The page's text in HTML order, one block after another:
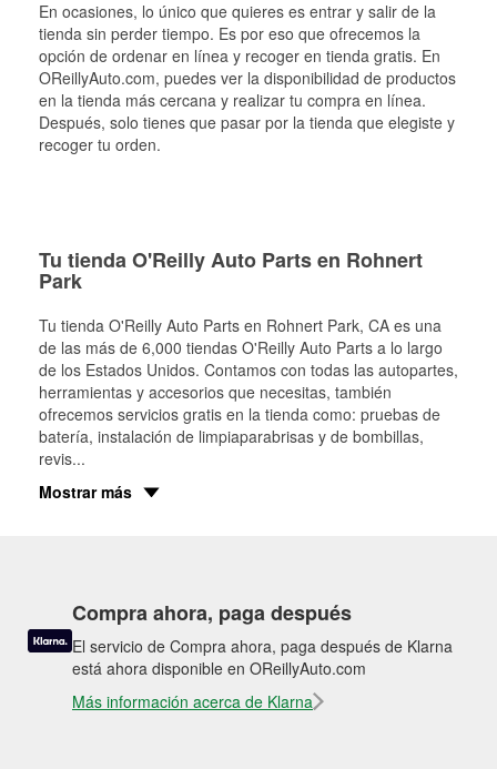
En ocasiones, lo único que quieres es entrar y salir de la
tienda sin perder tiempo. Es por eso que ofrecemos la
opción de ordenar en línea y recoger en tienda gratis. En
OReillyAuto.com, puedes ver la disponibilidad de productos
en la tienda más cercana y realizar tu compra en línea.
Después, solo tienes que pasar por la tienda que elegiste y
recoger tu orden.
Tu tienda O'Reilly Auto Parts en Rohnert
Park
Tu tienda O'Reilly Auto Parts en Rohnert Park, CA es una
de las más de 6,000 tiendas O'Reilly Auto Parts a lo largo
de los Estados Unidos. Contamos con todas las autopartes,
herramientas y accesorios que necesitas, también
ofrecemos servicios gratis en la tienda como: pruebas de
batería, instalación de limpiaparabrisas y de bombillas,
revis...
Mostrar más
Compra ahora, paga después
El servicio de Compra ahora, paga después de Klarna
está ahora disponible en OReillyAuto.com
Más información acerca de Klarna